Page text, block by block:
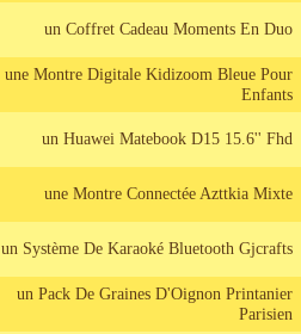
un Coffret Cadeau Moments En Duo
une Montre Digitale Kidizoom Bleue Pour
Enfants
un Huawei Matebook D15 15.6'' Fhd
une Montre Connectée Azttkia Mixte
un Système De Karaoké Bluetooth Gjcrafts
un Pack De Graines D'Oignon Printanier
Parisien